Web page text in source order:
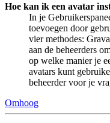
Hoe kan ik een avatar
In je
toevoegen door
vier methodes:
aan de beheerders
op welke manier je
avatars kunt
beheerder voor je
Omhoog